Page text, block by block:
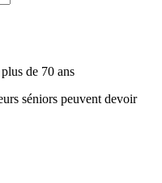
de 70 ans
séniors peuvent devoir